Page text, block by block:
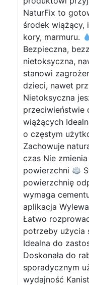
NaturFix to
środek wiążący,
kory, marmuru.
Bezpieczna,
nietoksyczna,
stanowi
dzieci, nawet
Nietoksyczna
przeciwieństwie
wiążących
o częstym
Zachowuje
czas Nie
powierzchni
powierzchnię
wymaga
aplikacja
Łatwo
potrzeby użycia
Idealna do
Doskonała do
sporadycznym
wydajność